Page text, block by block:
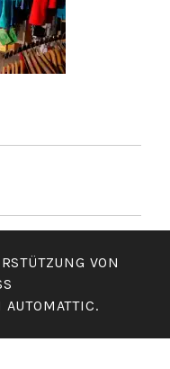
VON
AUTOMATTIC.